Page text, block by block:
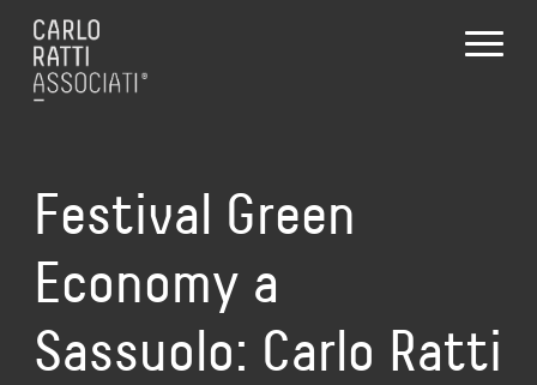
Festival Green
Economy a
Sassuolo: Carlo Ratti